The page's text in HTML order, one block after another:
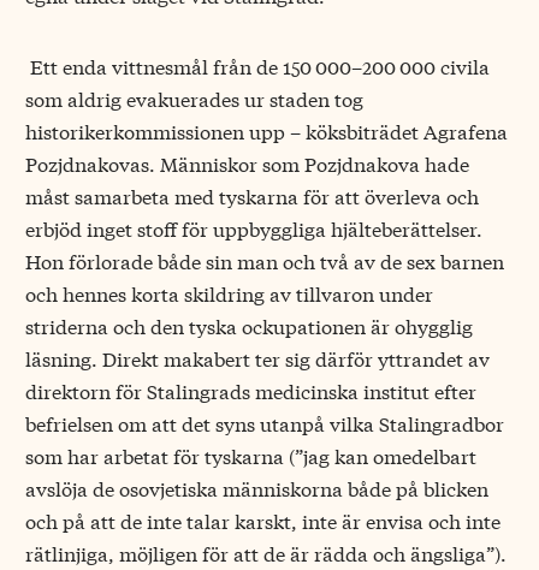
Ett enda vittnesmål från de 150 000–200 000 civila
som aldrig evakuerades ur staden tog
historikerkommissionen upp – köksbiträdet Agrafena
Pozjdnakovas. Människor som Pozjdnakova hade
måst samarbeta med tyskarna för att överleva och
erbjöd inget stoff för uppbyggliga hjälteberättelser.
Hon förlorade både sin man och två av de sex barnen
och hennes korta skildring av tillvaron under
striderna och den tyska ockupationen är ohygglig
läsning. Direkt makabert ter sig därför yttrandet av
direktorn för Stalingrads medicinska institut efter
befrielsen om att det syns utanpå vilka Stalingradbor
som har arbetat för tyskarna (”jag kan omedelbart
avslöja de osovjetiska människorna både på blicken
och på att de inte talar karskt, inte är envisa och inte
rätlinjiga, möjligen för att de är rädda och ängsliga”).